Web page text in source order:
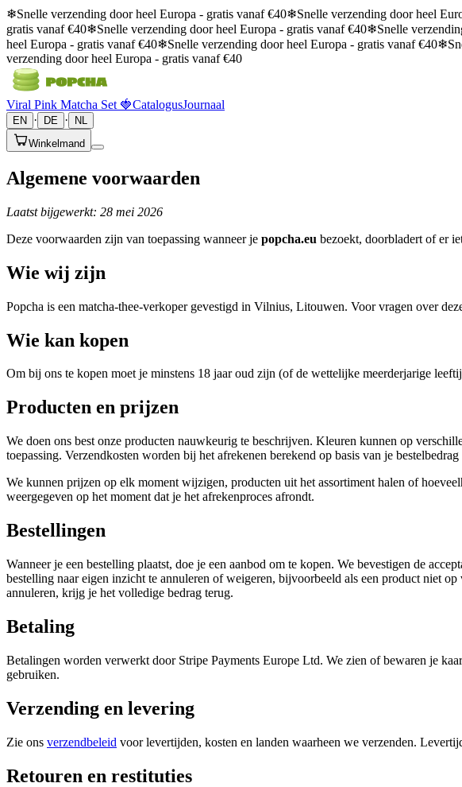
❄Snelle verzending door heel Europa - gratis vanaf €40❄Snelle verzending door heel
gratis vanaf €40❄Snelle verzending door heel Europa - gratis vanaf €40❄Snelle
heel Europa - gratis vanaf €40❄Snelle verzending door heel Europa - gratis vanaf €40❄
verzending door heel Europa - gratis vanaf €40
Viral Pink Matcha Set 🍓CatalogusJournaal
EN · DE ·
NL
Winkelmand
Algemene voorwaarden
Laatst bijgewerkt: 28 mei 2026
Deze voorwaarden zijn van toepassing wanneer je popcha.eu bezoekt, doorbladert of er
Wie wij zijn
Popcha is een matcha-thee-verkoper gevestigd in Vilnius, Litouwen. Voor vragen over
Wie kan kopen
Om bij ons te kopen moet je minstens 18 jaar oud zijn (of de wettelijke meerderjarige
Producten en prijzen
We doen ons best onze producten nauwkeurig te beschrijven. Kleuren kunnen op
toepassing. Verzendkosten worden bij het afrekenen berekend op basis van je
We kunnen prijzen op elk moment wijzigen, producten uit het assortiment halen of
weergegeven op het moment dat je het afrekenproces afrondt.
Bestellingen
Wanneer je een bestelling plaatst, doe je een aanbod om te kopen. We bevestigen de
bestelling naar eigen inzicht te annuleren of weigeren, bijvoorbeeld als een product niet
annuleren, krijg je het volledige bedrag terug.
Betaling
Betalingen worden verwerkt door Stripe Payments Europe Ltd. We zien of bewaren je
gebruiken.
Verzending en levering
Zie ons verzendbeleid voor levertijden, kosten en landen waarheen we verzenden.
Retouren en restituties